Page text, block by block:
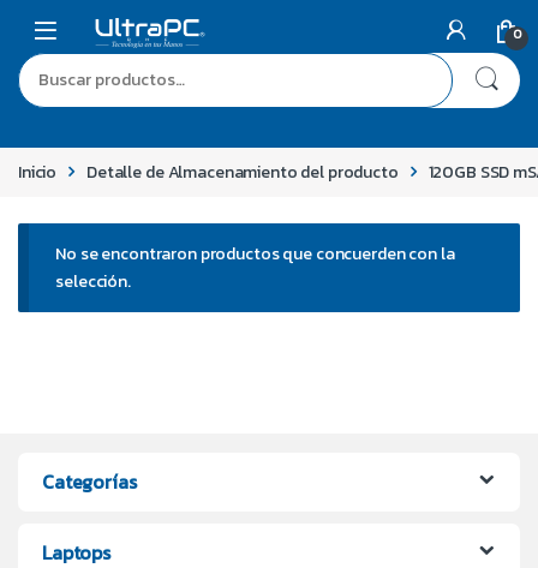
0
Inicio Detalle de Almacenamiento del producto 120GB SSD
No se encontraron productos que concuerden con la
selección.
Categorías
Laptops